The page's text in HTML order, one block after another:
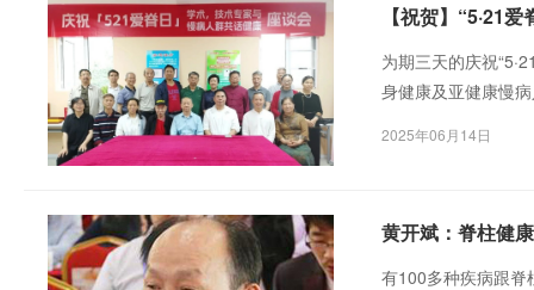
【祝贺】“5·21
为期三天的庆祝
身健康及亚健康慢
优好品项目总协调
2025年06月14日
黄开斌：脊柱健
有100多种疾病跟脊